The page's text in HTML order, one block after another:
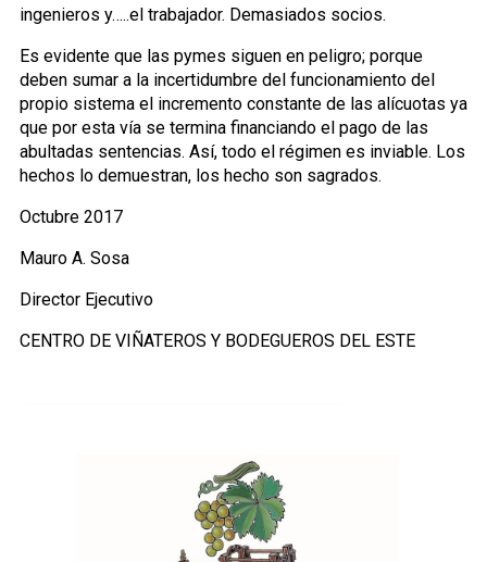
ingenieros y…..el trabajador. Demasiados socios.
Es evidente que las pymes siguen en peligro; porque
deben sumar a la incertidumbre del funcionamiento del
propio sistema el incremento constante de las alícuotas ya
que por esta vía se termina financiando el pago de las
abultadas sentencias. Así, todo el régimen es inviable. Los
hechos lo demuestran, los hecho son sagrados.
Octubre 2017
Mauro A. Sosa
Director Ejecutivo
CENTRO DE VIÑATEROS Y BODEGUEROS DEL ESTE